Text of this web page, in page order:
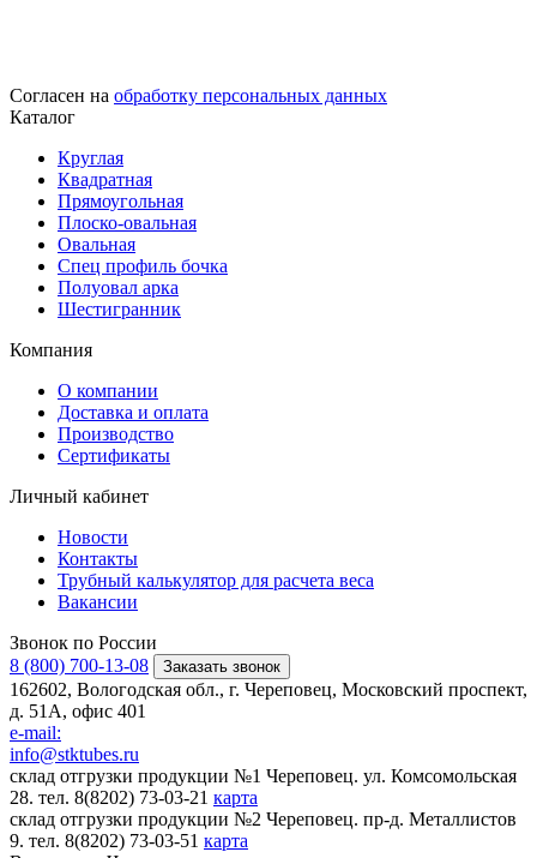
Согласен на обработку персональных данных
Каталог
Круглая
Квадратная
Прямоугольная
Плоско-овальная
Овальная
Спец профиль бочка
Полуовал арка
Шестигранник
Компания
О компании
Доставка и оплата
Производство
Сертификаты
Личный кабинет
Новости
Контакты
Трубный калькулятор для расчета веса
Вакансии
Звонок по России
8 (800) 700-13-08
Заказать звонок
162602, Вологодская обл., г. Череповец, Московский проспект,
д. 51А, офис 401
e-mail:
info@stktubes.ru
склад отгрузки продукции №1 Череповец. ул. Комсомольская
28. тел. 8(8202) 73-03-21 карта
склад отгрузки продукции №2 Череповец. пр-д. Металлистов
9. тел. 8(8202) 73-03-51 карта